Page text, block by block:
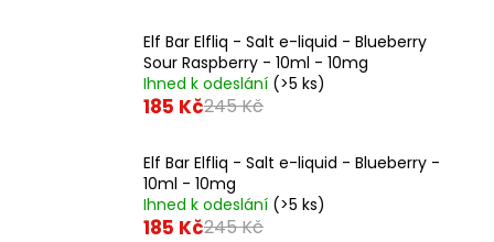
Elf Bar Elfliq - Salt e-liquid - Blueberry
Sour Raspberry - 10ml - 10mg
Ihned k odeslání (>5 ks)
185 Kč245 Kč
Elf Bar Elfliq - Salt e-liquid - Blueberry -
10ml - 10mg
Ihned k odeslání (>5 ks)
185 Kč245 Kč